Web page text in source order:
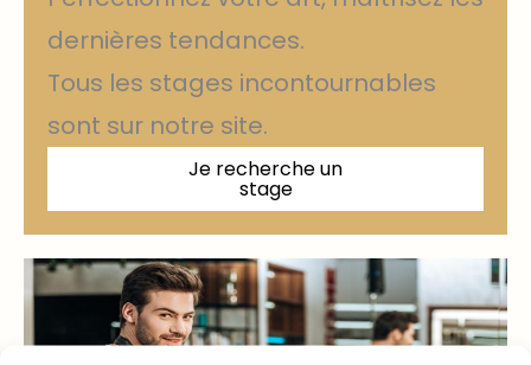
dernières tendances.
Tous les stages incontournables
sont sur notre site.
Je recherche un
stage